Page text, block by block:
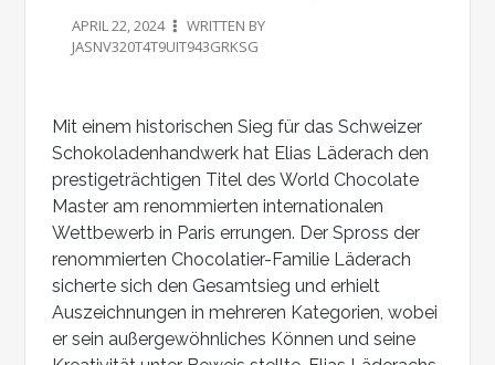
APRIL 22, 2024
WRITTEN BY
JASNV320T4T9UIT943GRKSG
Mit einem historischen Sieg für das Schweizer
Schokoladenhandwerk hat Elias Läderach den
prestigeträchtigen Titel des World Chocolate
Master am renommierten internationalen
Wettbewerb in Paris errungen. Der Spross der
renommierten Chocolatier-Familie Läderach
sicherte sich den Gesamtsieg und erhielt
Auszeichnungen in mehreren Kategorien, wobei
er sein außergewöhnliches Können und seine